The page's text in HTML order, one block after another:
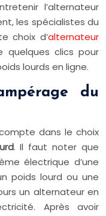
l’alternateur
les spécialistes du
choix d’alternateur
quelques clics pour
lourds en ligne.
du
dans le choix
. Il faut noter que
électrique d’une
poids lourd ou une
un alternateur en
Après avoir